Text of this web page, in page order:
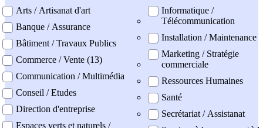
Arts / Artisanat d'art
Banque / Assurance
Bâtiment / Travaux Publics
Commerce / Vente (13)
Communication / Multimédia
Conseil / Etudes
Direction d'entreprise
Espaces verts et naturels /
Informatique /
Télécommunication
Installation / Maintenance
Marketing / Stratégie
commerciale
Ressources Humaines
Santé
Secrétariat / Assistanat